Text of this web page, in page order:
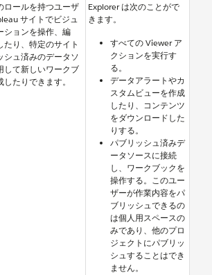
ロールを持つユーザ
サイトでビジュ
ションを操作、編
たり、特定のサイト
シュ済みのデータソ
して新しいワークブ
したりできます。
Explorer は次のことがで
きます。
すべての Viewer ア
クションを実行す
る。
データアラートやカ
スタムビューを作成
したり、コンテンツ
をダウンロードした
りする。
パブリッシュ済みデ
ータソースに接続
し、ワークブックを
操作する。このユー
ザーが作業内容をパ
ブリッシュできるの
は個人用スペースの
みであり、他のプロ
ジェクトにパブリッ
シュすることはでき
ません。